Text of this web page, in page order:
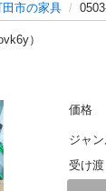
田市の家具
）
価格
ジャ
受け